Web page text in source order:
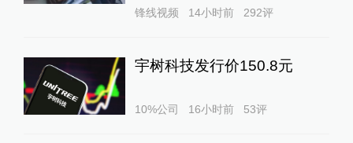
锋线视频 14小时前 292评
宇树科技发行价150.8元
10%公司 16小时前 53评